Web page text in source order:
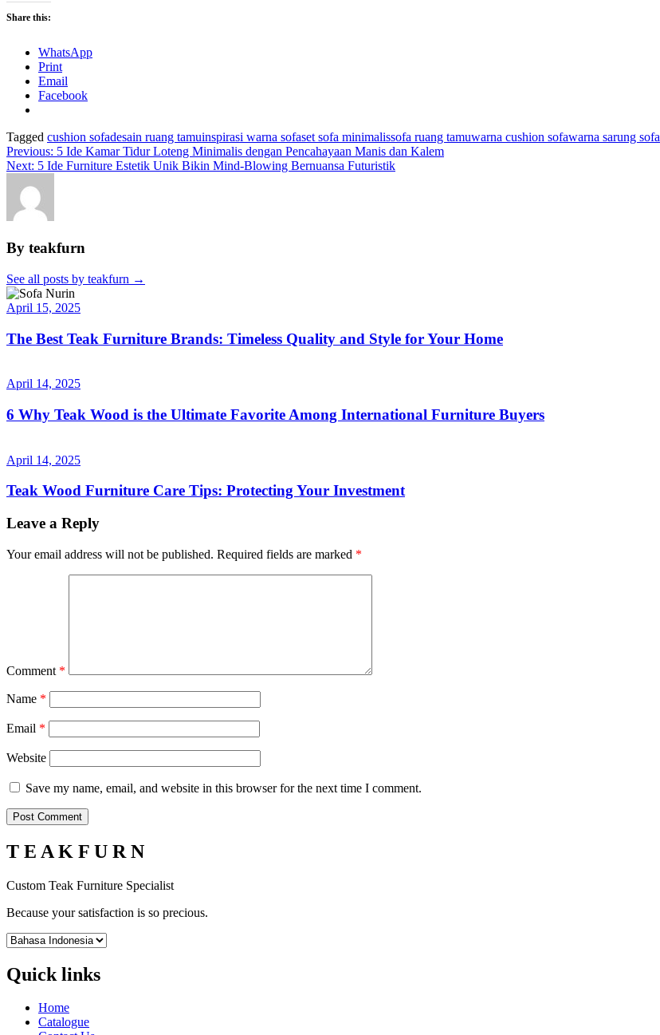
Share this:
WhatsApp
Print
Email
Facebook
Tagged cushion sofadesain ruang tamuinspirasi warna sofaset sofa minimalissofa ruang tamuwarna cushion sofawarna sarung sofa
Previous: 5 Ide Kamar Tidur Loteng Minimalis dengan Pencahayaan Manis dan Kalem
Next: 5 Ide Furniture Estetik Unik Bikin Mind-Blowing Bernuansa Futuristik
By teakfurn
See all posts by teakfurn →
April 15, 2025
The Best Teak Furniture Brands: Timeless Quality and Style for Your Home
April 14, 2025
6 Why Teak Wood is the Ultimate Favorite Among International Furniture Buyers
April 14, 2025
Teak Wood Furniture Care Tips: Protecting Your Investment
Leave a Reply
Your email address will not be published. Required fields are marked *
Comment *
Name *
Email *
Website
Save my name, email, and website in this browser for the next time I comment.
T E A K F U R N
Custom Teak Furniture Specialist
Because your satisfaction is so precious.
Quick links
Home
Catalogue